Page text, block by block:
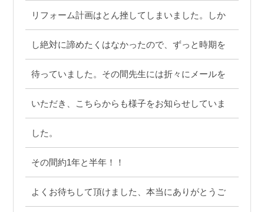
リフォーム計画はとん挫してしまいました。しか
し絶対に諦めたくはなかったので、ずっと時期を
待っていました。その間先生には折々にメールを
いただき、こちらからも様子をお知らせしていま
した。
その間約1年と半年！！
よくお待ちして頂けました、本当にありがとうご